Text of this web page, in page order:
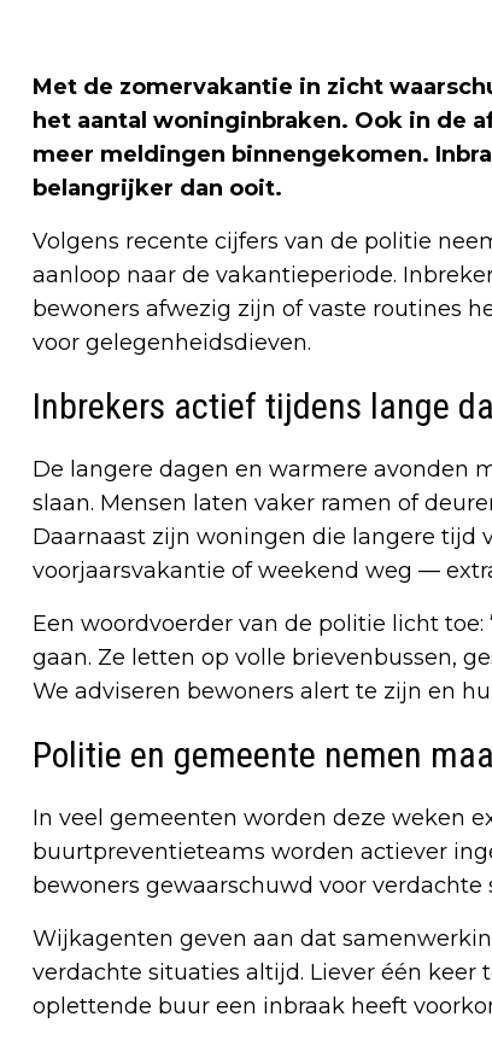
Met de zomervakantie in zicht
het aantal woninginbraken. Ook in de
meer meldingen binnengekomen.
belangrijker dan ooit.
Volgens recente cijfers van de politie
aanloop naar de vakantieperiode.
bewoners afwezig zijn of vaste routines
voor gelegenheidsdieven.
Inbrekers actief tijdens lange
De langere dagen en warmere avonden
slaan. Mensen laten vaker ramen of
Daarnaast zijn woningen die langere
voorjaarsvakantie of weekend weg —
Een woordvoerder van de politie licht
gaan. Ze letten op volle brievenbussen,
We adviseren bewoners alert te zijn en
Politie en gemeente nemen
In veel gemeenten worden deze weken
buurtpreventieteams worden actiever
bewoners gewaarschuwd voor verdachte
Wijkagenten geven aan dat
verdachte situaties altijd. Liever één keer
oplettende buur een inbraak heeft